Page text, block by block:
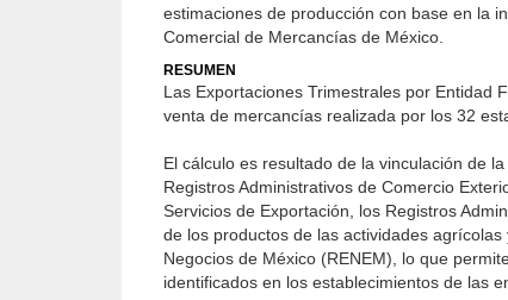
estimaciones de producción con base en la
Comercial de Mercancías de México.
RESUMEN
Las Exportaciones Trimestrales por Entidad
venta de mercancías realizada por los 32
El cálculo es resultado de la vinculación de
Registros Administrativos de Comercio
Servicios de Exportación, los Registros
de los productos de las actividades
Negocios de México (RENEM), lo que
identificados en los establecimientos de las